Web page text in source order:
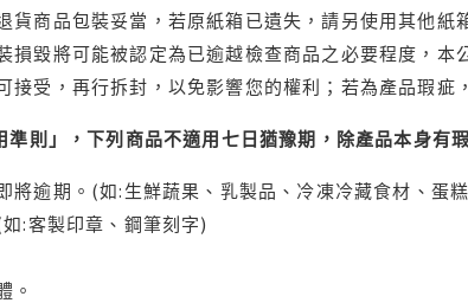
貨商品包裝妥當，若原紙箱已遺失，請另使用其他
損毀將可能被認定為已逾越檢查商品之必要程度，
接受，再行拆封，以免影響您的權利；若為產品瑕疵
則」，下列商品不適用七日猶豫期，除產品本身有
將逾期。(如:生鮮蔬果、乳製品、冷凍冷藏食材、蛋
:客製印章、鋼筆刻字)
。